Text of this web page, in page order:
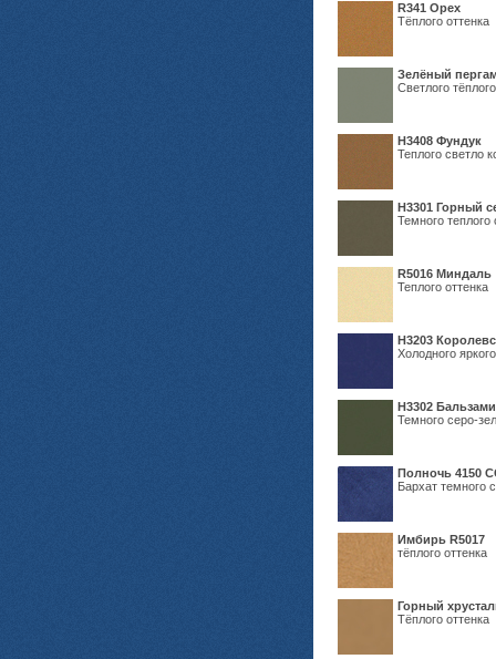
R341 Орех
Тёплого оттенка
Зелёный
Светлого
Н3408 Фундук
Теплого светло
Н3301 Горный
Темного теплого
R5016 Миндаль
Теплого оттенка
Н3203
Холодного
Н3302
Темного серо-
Полночь 4150
Бархат темного
Имбирь R5017
тёплого оттенка
Горный
Тёплого оттенка